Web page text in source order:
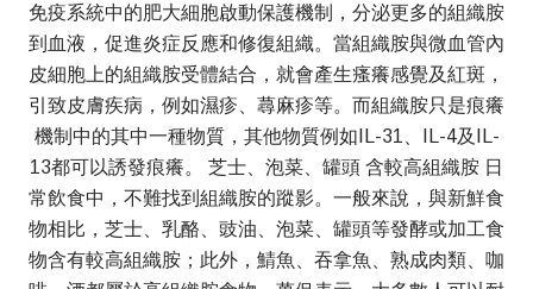
免疫系統中的肥大細胞啟動保護機制，分泌更多的組織胺
到血液，促進炎症反應和修復組織。當組織胺與微血管內
皮細胞上的組織胺受體結合，就會產生瘙癢感覺及紅斑，
引致皮膚疾病，例如濕疹、蕁麻疹等。而組織胺只是痕癢
機制中的其中一種物質，其他物質例如IL-31、IL-4及IL-
13都可以誘發痕癢。 芝士、泡菜、罐頭 含較高組織胺 日
常飲食中，不難找到組織胺的蹤影。一般來說，與新鮮食
物相比，芝士、乳酪、豉油、泡菜、罐頭等發酵或加工食
物含有較高組織胺；此外，鯖魚、吞拿魚、熟成肉類、咖